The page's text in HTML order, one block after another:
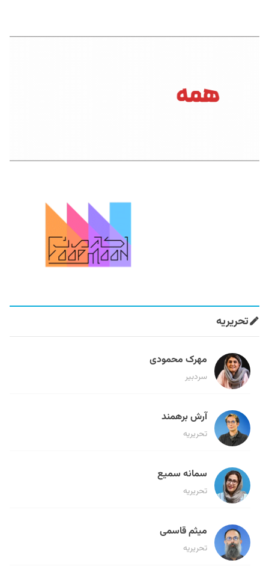
تحریریه
مهرک محمودی
سردبیر
آرش برهمند
تحریریه
سمانه سمیع
تحریریه
میثم قاسمی
تحریریه